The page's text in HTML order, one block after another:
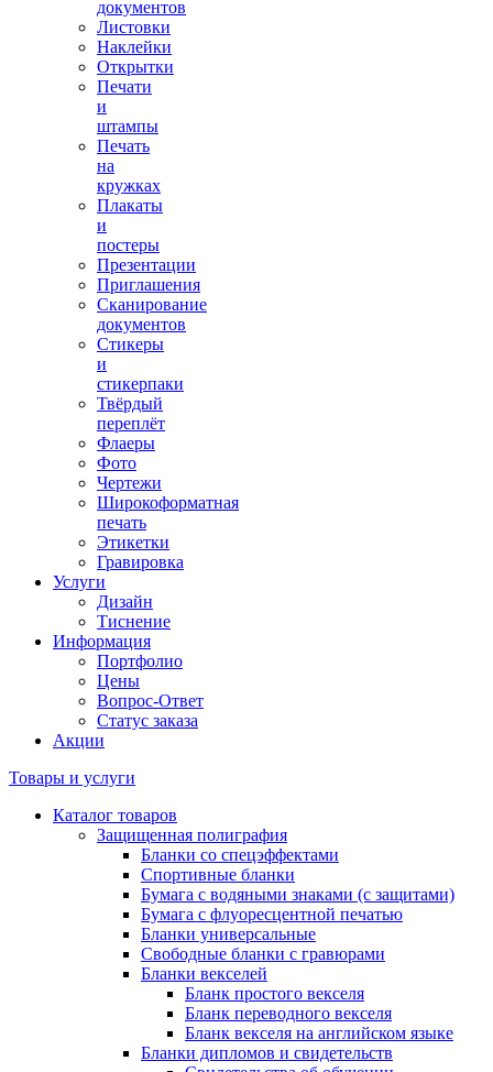
документов
Листовки
Наклейки
Открытки
Печати
и
штампы
Печать
на
кружках
Плакаты
и
постеры
Презентации
Приглашения
Сканирование
документов
Стикеры
и
стикерпаки
Твёрдый
переплёт
Флаеры
Фото
Чертежи
Широкоформатная
печать
Этикетки
Гравировка
Услуги
Дизайн
Тиснение
Информация
Портфолио
Цены
Вопрос-Ответ
Статус заказа
Акции
Товары и услуги
Каталог товаров
Защищенная полиграфия
Бланки со спецэффектами
Спортивные бланки
Бумага с водяными знаками (с защитами)
Бумага с флуоресцентной печатью
Бланки универсальные
Свободные бланки с гравюрами
Бланки векселей
Бланк простого векселя
Бланк переводного векселя
Бланк векселя на английском языке
Бланки дипломов и свидетельств